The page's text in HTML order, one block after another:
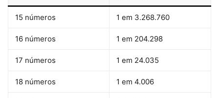
15 números 1 em 3.268.760
16 números 1 em 204.298
17 números 1 em 24.035
18 números 1 em 4.006